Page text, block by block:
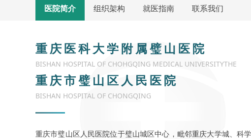
医院简介 组织架构 就医指南 联系我们
重庆医科大学附属璧山医院
BISHAN HOSPITAL OF CHOHGQING MEDICAL UNIVERSITYTHE
重庆市璧山区人民医院
BISHAN HOSPITAL OF CHONGQING
重庆市璧山区人民医院位于璧山城区中心，毗邻重庆大学城、科